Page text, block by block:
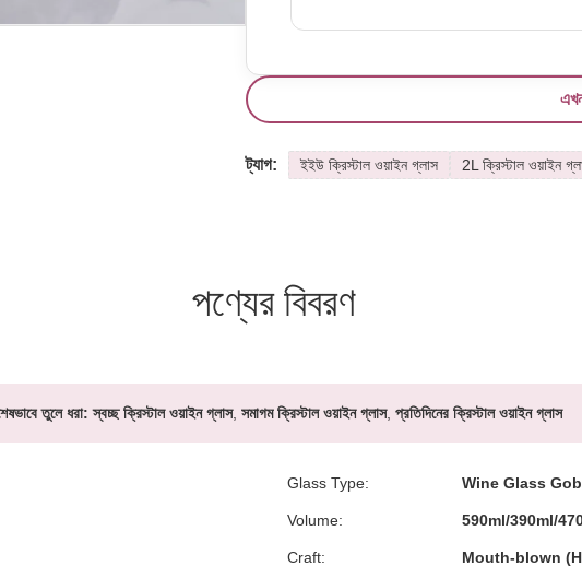
ট্যাগ: ইইউ ক্রিস্টাল ওয়াইন গ্লাস 2L ক্রিস্টাল ওয়াইন
পণ্যের বিবরণ
তুলে ধরা: স্বচ্ছ ক্রিস্টাল ওয়াইন গ্লাস, সমাগম ক্রিস্টাল ওয়াইন গ্লাস, প্রতিদিনের ক্রিস্টাল ওয়াইন গ্লাস
Glass Type: Wine Glass
Volume: 590ml/390ml/
Craft: Mouth-blown